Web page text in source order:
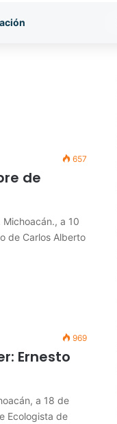
657
de
a 10
de Carlos Alberto
969
Ernesto
a 18 de
Ecologista de